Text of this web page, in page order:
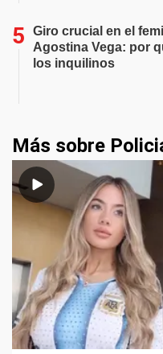
Giro crucial en el
Agostina Vega: por
los inquilinos
Más sobre